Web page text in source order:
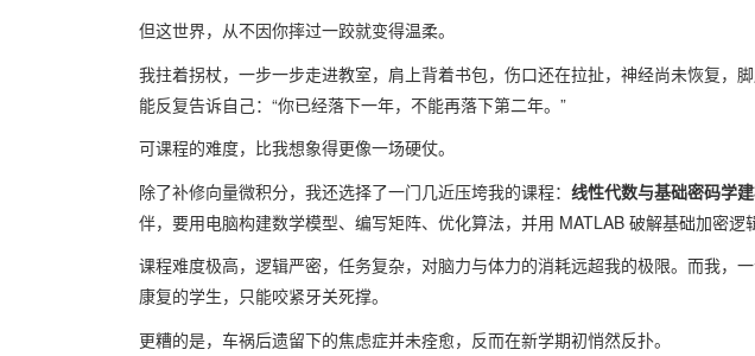
但这世界，从不因你摔过一跤就变得温柔。
我拄着拐杖，一步一步走进教室，肩上背着书包，伤口还在拉扯，神经尚未恢复，
能反复告诉自己：“你已经落下一年，不能再落下第二年。”
可课程的难度，比我想象得更像一场硬仗。
除了补修向量微积分，我还选择了一门几近压垮我的课程： 线性代数与基础密码学
伴，要用电脑构建数学模型、编写矩阵、优化算法，并用 MATLAB 破解基础加密逻
课程难度极高，逻辑严密，任务复杂，对脑力与体力的消耗远超我的极限。而我，
康复的学生，只能咬紧牙关死撑。
更糟的是，车祸后遗留下的焦虑症并未痊愈，反而在新学期初悄然反扑。